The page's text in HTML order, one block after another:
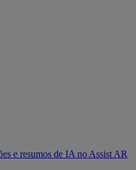
e resumos de IA no Assist AR